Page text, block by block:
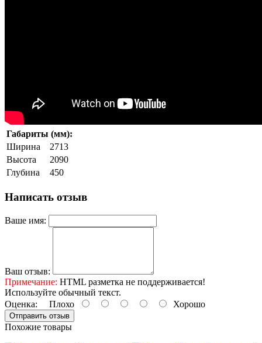
Габариты (мм):
Ширина
2713
Высота
2090
Глубина
450
Написать отзыв
Ваше имя:
Ваш отзыв:
Примечание: HTML разметка не поддерживается!
Используйте обычный текст.
Оценка: Плохо Хорошо
Отправить отзыв
Похожие товары